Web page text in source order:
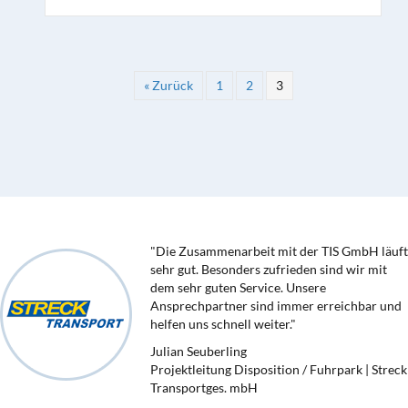
« Zurück 1 2 3
"Die Zusammenarbeit mit der TIS GmbH läuft
sehr gut. Besonders zufrieden sind wir mit
dem sehr guten Service. Unsere
Ansprechpartner sind immer erreichbar und
helfen uns schnell weiter."
Julian Seuberling
Projektleitung Disposition / Fuhrpark | Streck
Transportges. mbH